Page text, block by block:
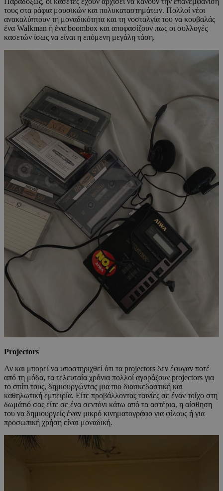
τους στα ράφια μουσικών και πολυκαταστημάτων. Πολλοί νέοι
ανακαλύπτουν τη μοναδικότητα και τη νοσταλγία του να κουβαλάς
ένα Walkman ή ένα boombox και αποφασίζουν πως οι συλλογές
κασετών ίσως να είναι η επόμενη μεγάλη τάση.
Projectors
Αν και μπορεί να υποστηριχθεί ότι τα projectors δεν έφυγαν ποτέ
από τη μόδα, τα τελευταία χρόνια πολλοί αγοράζουν projectors για
το σπίτι τους, δημιουργώντας μια πιο διασκεδαστική και
καθηλωτική εμπειρία. Είτε προβάλλοντας ταινίες σε έναν τοίχο στη
δωμάτιό σας είτε σε ένα σεντόνι κάτω από τα αστέρια, η αίσθηση
του να δημιουργείς έναν μικρό κινηματογράφο για φίλους ή για
προσωπική χρήση είναι μοναδική.